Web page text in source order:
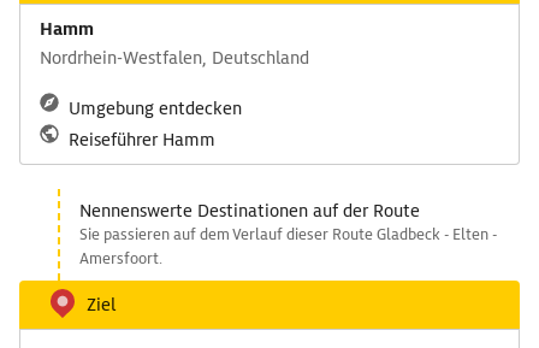
Hamm
Nordrhein-Westfalen, Deutschland
Umgebung entdecken
Reiseführer Hamm
Nennenswerte Destinationen auf der Route
Sie passieren auf dem Verlauf dieser Route Gladbeck - Elten -
Amersfoort.
Ziel